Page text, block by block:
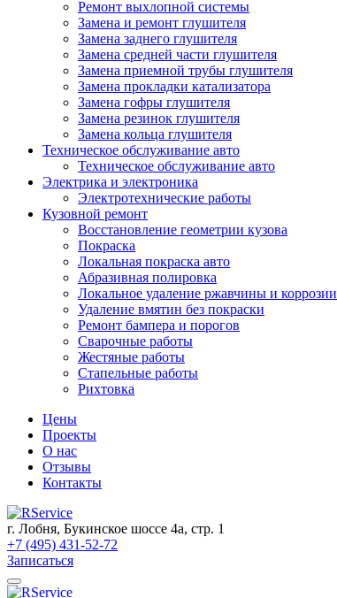
Ремонт выхлопной системы
Замена и ремонт глушителя
Замена заднего глушителя
Замена средней части глушителя
Замена приемной трубы глушителя
Замена прокладки катализатора
Замена гофры глушителя
Замена резинок глушителя
Замена кольца глушителя
Техническое обслуживание авто
Техническое обслуживание авто
Электрика и электроника
Электротехнические работы
Кузовной ремонт
Восстановление геометрии кузова
Покраска
Локальная покраска авто
Абразивная полировка
Локальное удаление ржавчины и коррозии
Удаление вмятин без покраски
Ремонт бампера и порогов
Сварочные работы
Жестяные работы
Стапельные работы
Рихтовка
Цены
Проекты
О нас
Отзывы
Контакты
г. Лобня, Букинское шоссе 4а, стр. 1
+7 (495) 431-52-72
Записаться